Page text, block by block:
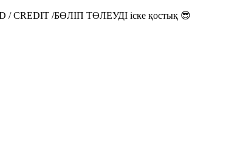
/ CREDIT /БӨЛІП ТӨЛЕУДІ іске қостық 😎